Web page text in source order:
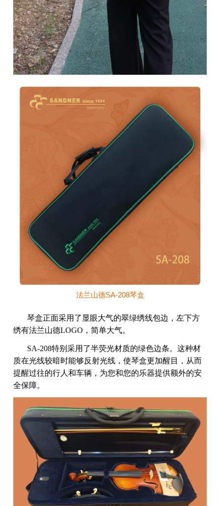
法兰山德SA-208琴盒
琴盒正面采用了显眼大气的翠绿绣线包边，左下方
绣有法兰山德LOGO，简单大气。
SA-208特别采用了半荧光材质的绿色边条。这种材
质在光线较暗时能够反射光线，使琴盒更加醒目，从而
提醒过往的行人和车辆，为您和您的乐器提供额外的安
全保障。